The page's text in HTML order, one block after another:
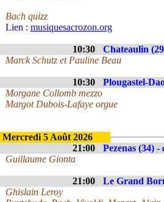
Bach quizz
Lien : musiquesacrozon.org
10:30 Chateaulin
Marck Schutz et Pauline Beau
10:30 Plougastel-
Morgane Collomb mezzo
Margot Dubois-Lafaye orgue
Mercredi 5 Août 2026
21:00
Pezenas (34) -
Guillaume Gionta
21:00 Le Grand
Ghislain Leroy